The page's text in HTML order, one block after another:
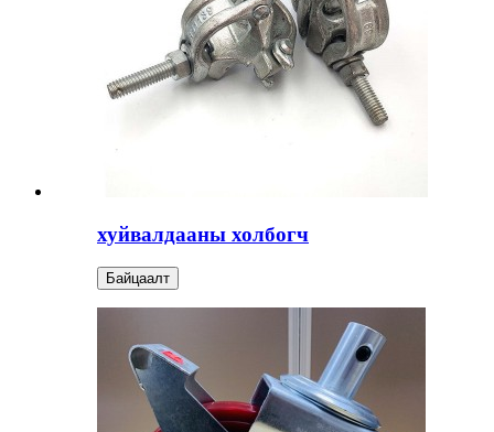
хуйвалдааны холбогч
Байцаалт